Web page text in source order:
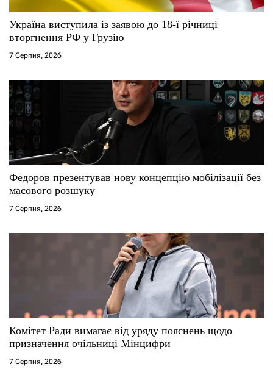
в
Україна виступила із заявою до 18-ї річниці
вторгнення РФ у Грузію
7 Серпня, 2026
Федоров презентував нову концепцію мобілізації без
масового розшуку
7 Серпня, 2026
Комітет Ради вимагає від уряду пояснень щодо
призначення очільниці Мінцифри
7 Серпня, 2026